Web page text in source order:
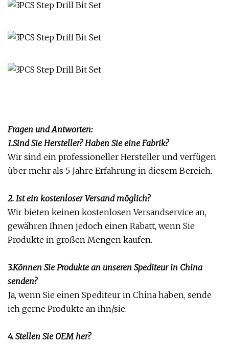
Fragen und Antworten:
1.Sind Sie Hersteller? Haben Sie eine Fabrik?
Wir sind ein professioneller Hersteller und verfügen
über mehr als 5 Jahre Erfahrung in diesem Bereich.
2. Ist ein kostenloser Versand möglich?
Wir bieten keinen kostenlosen Versandservice an,
gewähren Ihnen jedoch einen Rabatt, wenn Sie
Produkte in großen Mengen kaufen.
3.Können Sie Produkte an unseren Spediteur in China
senden?
Ja, wenn Sie einen Spediteur in China haben, sende
ich gerne Produkte an ihn/sie.
4. Stellen Sie OEM her?